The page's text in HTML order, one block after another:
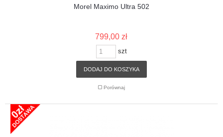
Morel Maximo Ultra 502
799,00 zł
szt
DODAJ DO KOSZYKA
Porównaj